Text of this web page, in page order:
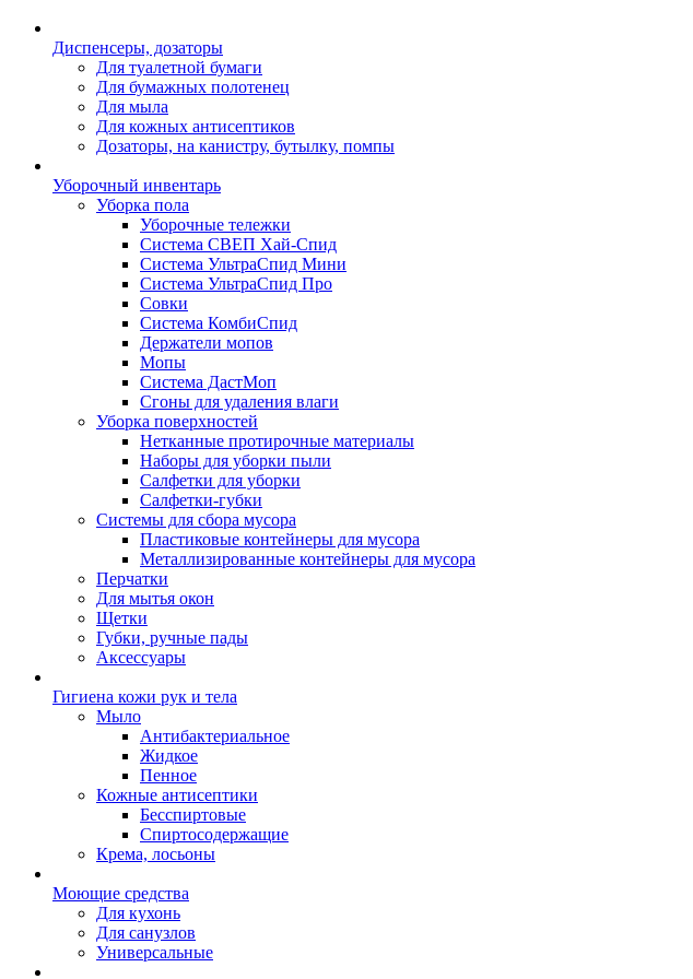
Диспенсеры, дозаторы
Для туалетной бумаги
Для бумажных полотенец
Для мыла
Для кожных антисептиков
Дозаторы, на канистру, бутылку, помпы
Уборочный инвентарь
Уборка пола
Уборочные тележки
Система СВЕП Хай-Спид
Система УльтраСпид Мини
Система УльтраСпид Про
Совки
Система КомбиСпид
Держатели мопов
Мопы
Система ДастМоп
Сгоны для удаления влаги
Уборка поверхностей
Нетканные протирочные материалы
Наборы для уборки пыли
Салфетки для уборки
Салфетки-губки
Системы для сбора мусора
Пластиковые контейнеры для мусора
Металлизированные контейнеры для мусора
Перчатки
Для мытья окон
Щетки
Губки, ручные пады
Аксессуары
Гигиена кожи рук и тела
Мыло
Антибактериальное
Жидкое
Пенное
Кожные антисептики
Бесспиртовые
Cпиртосодержащие
Крема, лосьоны
Моющие средства
Для кухонь
Для санузлов
Универсальные